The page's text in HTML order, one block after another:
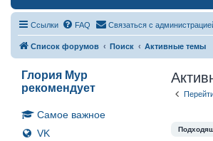
Ссылки FAQ Связаться с
Список форумов Поиск Активные темы
Глория Мур
рекомендует
Самое важное
VK